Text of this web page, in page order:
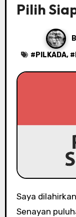
Pilih
# PILKADA, #
Saya dilahirkan di Jakarta, tepatnya di Patal
Senayan